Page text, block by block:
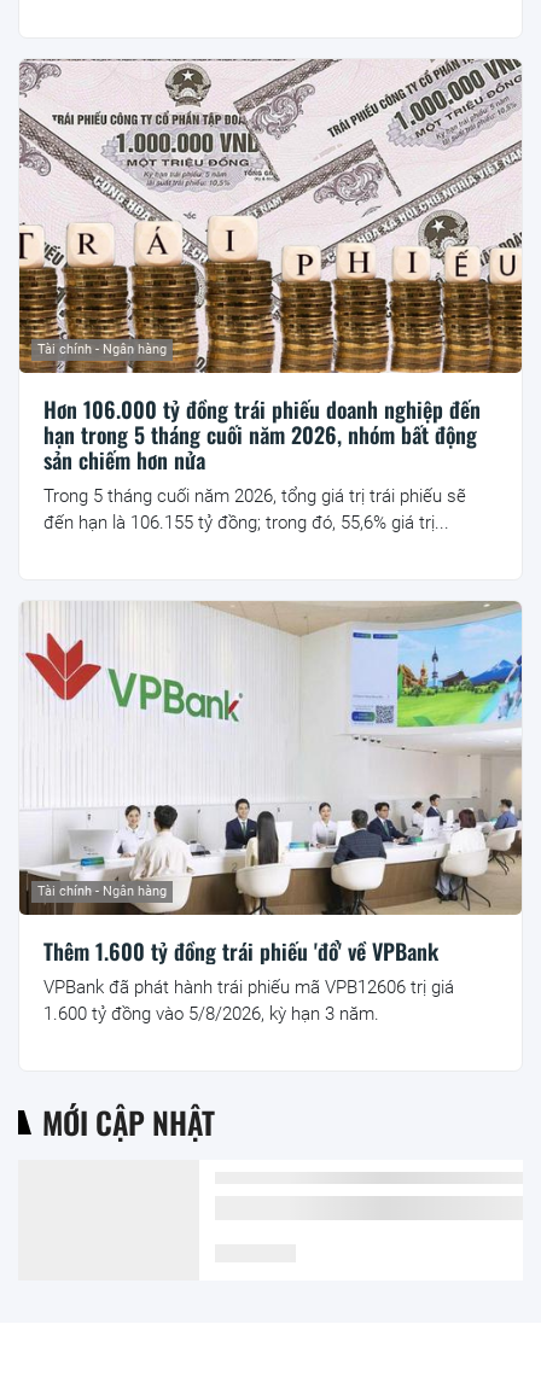
Hơn 106.000 tỷ đồng trái phiếu doanh nghiệp đến
hạn trong 5 tháng cuối năm 2026, nhóm bất động
sản chiếm hơn nửa
Tài chính - Ngân hàng
Trong 5 tháng cuối năm 2026, tổng giá trị trái phiếu sẽ
đến hạn là 106.155 tỷ đồng; trong đó, 55,6% giá trị...
Thêm 1.600 tỷ đồng trái phiếu 'đổ' về VPBank
Tài chính - Ngân hàng
VPBank đã phát hành trái phiếu mã VPB12606 trị giá
1.600 tỷ đồng vào 5/8/2026, kỳ hạn 3 năm.
MỚI CẬP NHẬT
Xe điện giờ đã rẻ hơn xe hybrid